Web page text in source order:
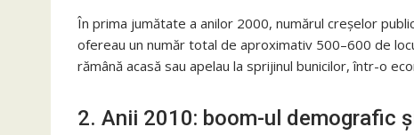
În prima jumătate a anilor 2000, numărul creșelor
ofereau un număr total de aproximativ 500–600 de
rămână acasă sau apelau la sprijinul bunicilor, într-o
2. Anii 2010: boom-ul demografic